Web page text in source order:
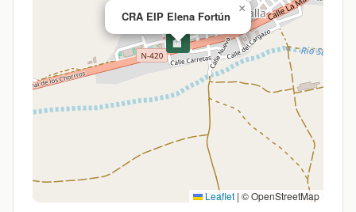
🏫
CRA EIP Elena Fortún
×
Leaflet | © OpenStreetMap